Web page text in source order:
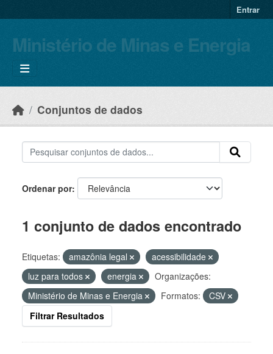
Entrar
Ministério de Minas e Energia
Conjuntos de dados
Ordenar por
1 conjunto de dados encontrado
Etiquetas: amazônia legal
acessibilidade
luz para todos
energia
Organizações:
Ministério de Minas e Energia
Formatos:
CSV
Filtrar Resultados